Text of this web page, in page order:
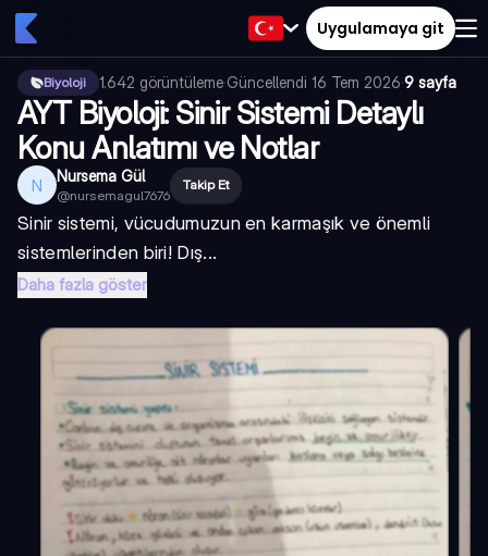
Uygulamaya git
Biyoloji 1.642 görüntüleme·Güncellendi 16 Tem 2026·9 sayfa
AYT Biyoloji: Sinir Sistemi Detaylı
Konu Anlatımı ve Notlar
N Nursema Gül
@nursemagul7676
Takip Et
Sinir sistemi, vücudumuzun en karmaşık ve önemli
sistemlerinden biri! Dış...
Daha fazla göster